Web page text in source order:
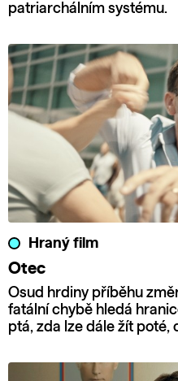
patriarchálním systému.
Hraný film
Otec
Osud hrdiny příběhu
fatální chybě hledá
ptá, zda lze dále žít poté,